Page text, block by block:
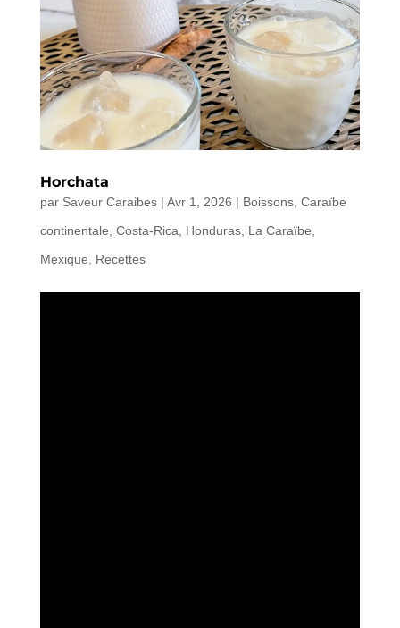
Horchata
par Saveur Caraibes| Avr 1, 2026 | Boissons, Caraïbe
continentale, Costa-Rica, Honduras, La Caraïbe,
Mexique, Recettes